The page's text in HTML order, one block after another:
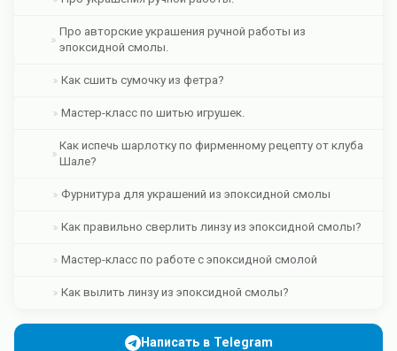
Про авторские украшения ручной работы из
эпоксидной смолы.
Как сшить сумочку из фетра?
Мастер-класс по шитью игрушек.
Как испечь шарлотку по фирменному рецепту от клуба
Шале?
Фурнитура для украшений из эпоксидной смолы
Как правильно сверлить линзу из эпоксидной смолы?
Мастер-класс по работе с эпоксидной смолой
Как вылить линзу из эпоксидной смолы?
Написать в Telegram